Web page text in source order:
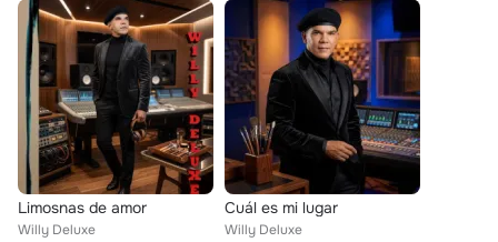
Limosnas de amor
Willy Deluxe
Cuál es mi lugar
Willy Deluxe